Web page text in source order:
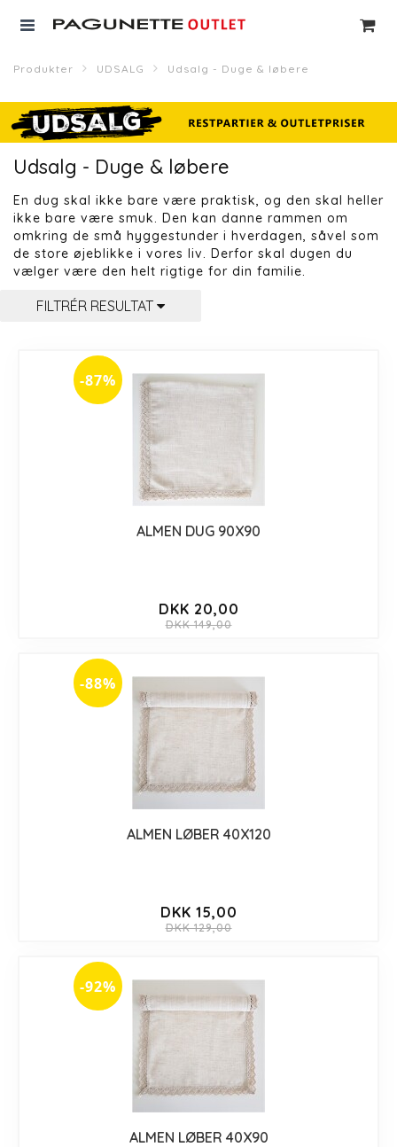
Produkter UDSALG Udsalg - Duge & løbere
Udsalg - Duge & løbere
En dug skal ikke bare være praktisk, og den skal heller
ikke bare være smuk. Den kan danne rammen om
omkring de små hyggestunder i hverdagen, såvel som
de store øjeblikke i vores liv. Derfor skal dugen du
vælger være den helt rigtige for din familie.
FILTRÉR RESULTAT
-87%
ALMEN DUG 90X90
DKK 20,00
DKK 149,00
-88%
ALMEN LØBER 40X120
DKK 15,00
DKK 129,00
-92%
ALMEN LØBER 40X90